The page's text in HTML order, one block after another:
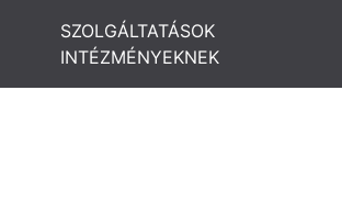
SZOLGÁLTATÁSOK
INTÉZMÉNYEKNEK